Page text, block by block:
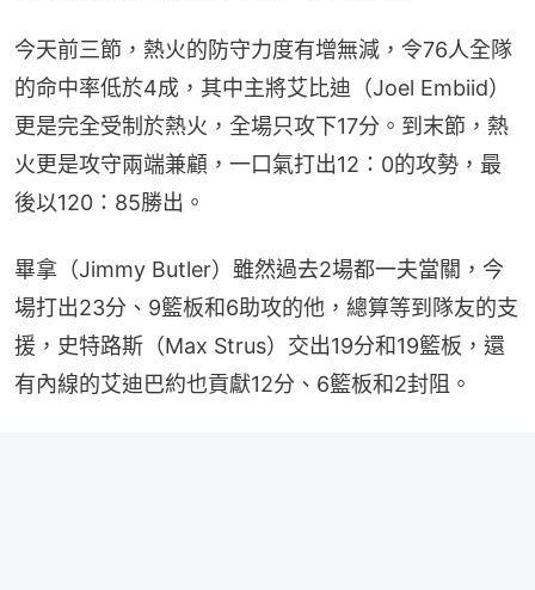
今天前三節，熱火的防守力度有增無減，令76人全隊
的命中率低於4成，其中主將艾比迪（Joel Embiid）
更是完全受制於熱火，全場只攻下17分。到末節，熱
火更是攻守兩端兼顧，一口氣打出12：0的攻勢，最
後以120：85勝出。
畢拿（Jimmy Butler）雖然過去2場都一夫當關，今
場打出23分、9籃板和6助攻的他，總算等到隊友的支
援，史特路斯（Max Strus）交出19分和19籃板，還
有內線的艾迪巴約也貢獻12分、6籃板和2封阻。